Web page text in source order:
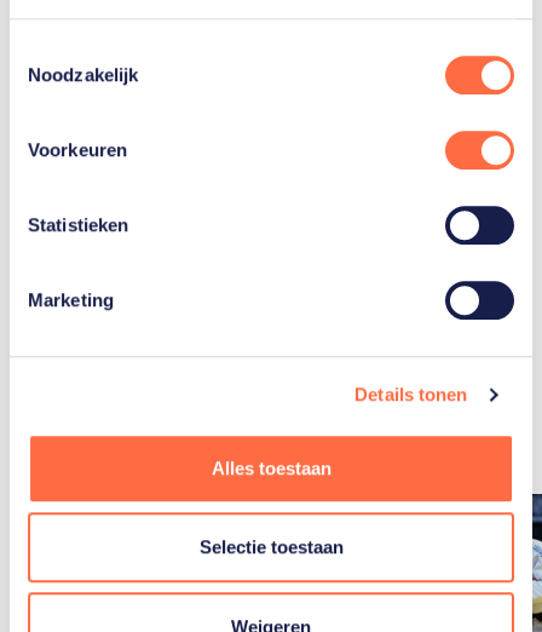
Noodzakelijk
Voorkeuren
Statistieken
Marketing
Details tonen
Alles toestaan
Selectie toestaan
Weigeren
Gerelateerde
Toon alle